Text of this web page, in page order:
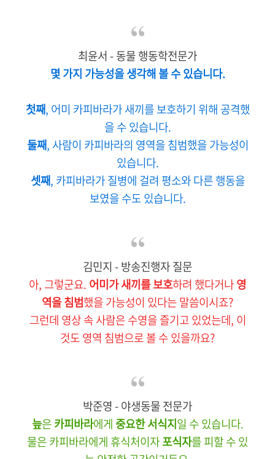
최윤서 - 동물 행동학전문가
몇 가지 가능성을 생각해 볼 수 있습니다.
첫째, 어미 카피바라가 새끼를 보호하기 위해 공격했
을 수 있습니다.
둘째, 사람이 카피바라의 영역을 침범했을 가능성이
있습니다.
셋째, 카피바라가 질병에 걸려 평소와 다른 행동을
보였을 수도 있습니다.
김민지 - 방송진행자 질문
아, 그렇군요. 어미가 새끼를 보호하려 했다거나영
역을 침범했을 가능성이 있다는 말씀이시죠?
그런데 영상 속 사람은 수영을 즐기고 있었는데, 이
것도 영역 침범으로 볼 수 있을까요?
박준영 - 야생동물 전문가
늪은카피바라에게 중요한 서식지일 수 있습니다.
물은 카피바라에게 휴식처이자포식자를 피할 수 있